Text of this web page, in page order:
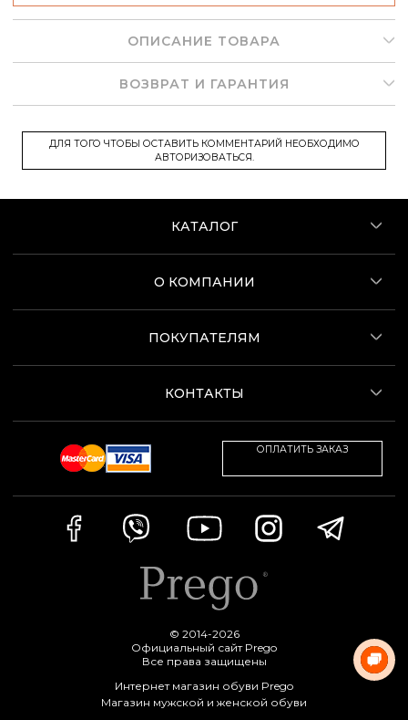
ОПИСАНИЕ ТОВАРА
ВОЗВРАТ И ГАРАНТИЯ
ДЛЯ ТОГО ЧТОБЫ ОСТАВИТЬ КОММЕНТАРИЙ НЕОБХОДИМО
АВТОРИЗОВАТЬСЯ.
КАТАЛОГ
О КОМПАНИИ
ПОКУПАТЕЛЯМ
КОНТАКТЫ
ОПЛАТИТЬ ЗАКАЗ
© 2014-2026
Официальный сайт Prego
Все права защищены
Интернет магазин обуви Prego
Магазин мужской и женской обуви